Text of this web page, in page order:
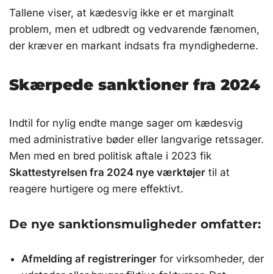
Tallene viser, at kædesvig ikke er et marginalt
problem, men et udbredt og vedvarende fænomen,
der kræver en markant indsats fra myndighederne.
Skærpede sanktioner fra 2024
Indtil for nylig endte mange sager om kædesvig
med administrative bøder eller langvarige retssager.
Men med en bred politisk aftale i 2023 fik
Skattestyrelsen fra 2024 nye værktøjer til at
reagere hurtigere og mere effektivt.
De nye sanktionsmuligheder omfatter:
Afmelding af registreringer for virksomheder, der